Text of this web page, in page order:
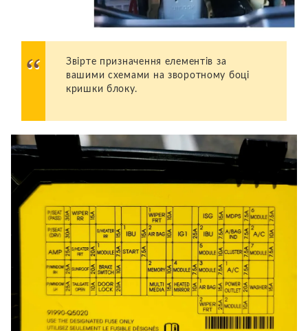
Звірте призначення елементів за
вашими схемами на зворотному боці
кришки блоку.